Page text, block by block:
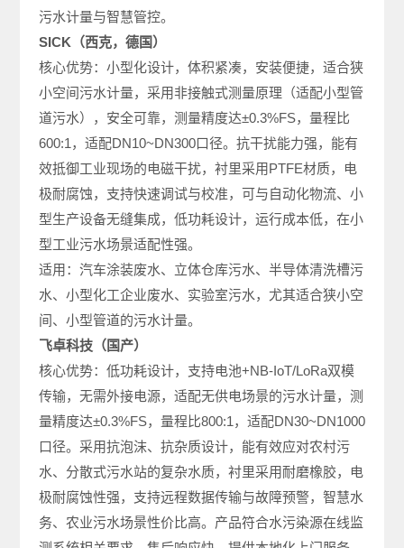
污水计量与智慧管控。
SICK（西克，德国）
核心优势：小型化设计，体积紧凑，安装便捷，适合狭
小空间污水计量，采用非接触式测量原理（适配小型管
道污水），安全可靠，测量精度达±0.3%FS，量程比
600:1，适配DN10~DN300口径。抗干扰能力强，能有
效抵御工业现场的电磁干扰，衬里采用PTFE材质，电
极耐腐蚀，支持快速调试与校准，可与自动化物流、小
型生产设备无缝集成，低功耗设计，运行成本低，在小
型工业污水场景适配性强。
适用：汽车涂装废水、立体仓库污水、半导体清洗槽污
水、小型化工企业废水、实验室污水，尤其适合狭小空
间、小型管道的污水计量。
飞卓科技（国产）
核心优势：低功耗设计，支持电池+NB-IoT/LoRa双模
传输，无需外接电源，适配无供电场景的污水计量，测
量精度达±0.3%FS，量程比800:1，适配DN30~DN1000
口径。采用抗泡沫、抗杂质设计，能有效应对农村污
水、分散式污水站的复杂水质，衬里采用耐磨橡胶，电
极耐腐蚀性强，支持远程数据传输与故障预警，智慧水
务、农业污水场景性价比高。产品符合水污染源在线监